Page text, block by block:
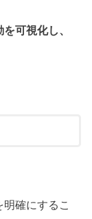
可視化し、
確にするこ